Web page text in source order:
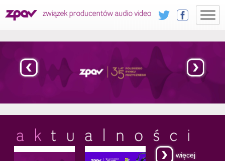
więcej